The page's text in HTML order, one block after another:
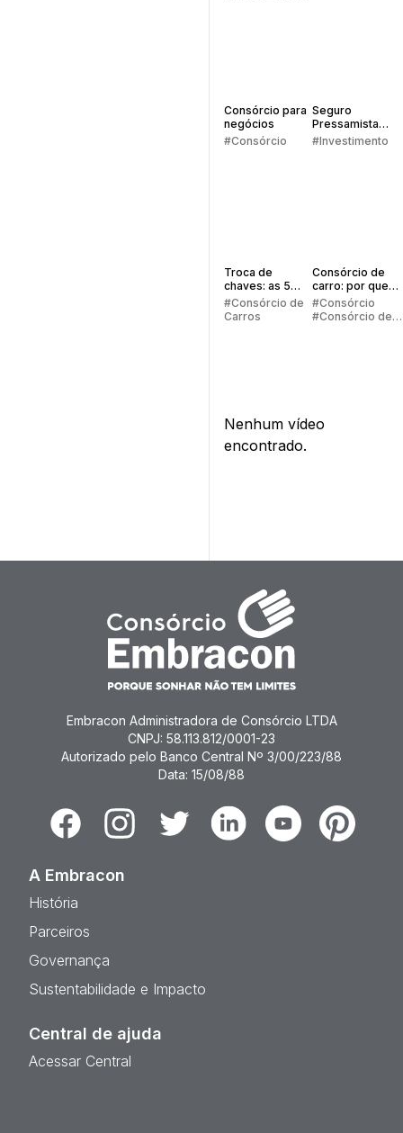
Nenhum vídeo
encontrado.
Consórcio para
negócios
#Consórcio
Seguro
Pressamista
Embracon
#Investimento
Troca de
chaves: as 5
regras
principais
#Consórcio de
Carros
Consórcio de
carro: por que
vale a pena
investir?
#Consórcio
#Consórcio de
Embracon Administradora de Consórcio LTDA
CNPJ: 58.113.812/0001-23
Autorizado pelo Banco Central Nº 3/00/223/88
Data: 15/08/88
FacebookInstagramTwitter LinkedinYoutubePinterest
A Embracon
História
Parceiros
Governança
Sustentabilidade e Impacto
Central de ajuda
Acessar Central